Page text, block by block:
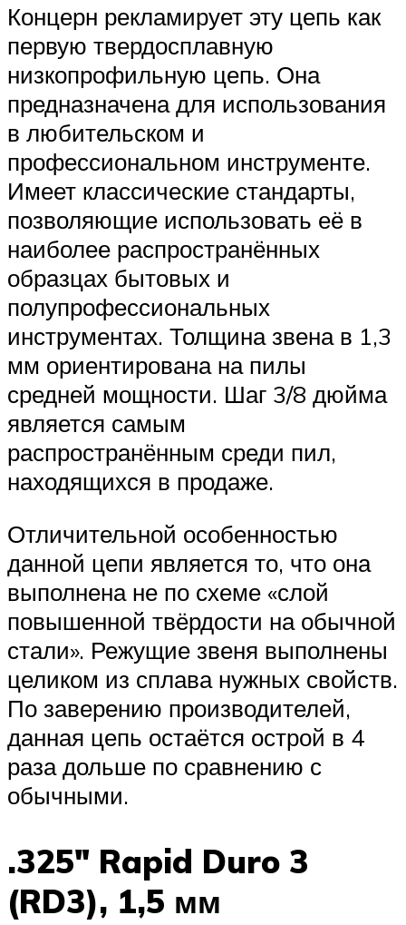
Концерн рекламирует эту цепь как
первую твердосплавную
низкопрофильную цепь. Она
предназначена для использования
в любительском и
профессиональном инструменте.
Имеет классические стандарты,
позволяющие использовать её в
наиболее распространённых
образцах бытовых и
полупрофессиональных
инструментах. Толщина звена в 1,3
мм ориентирована на пилы
средней мощности. Шаг 3/8 дюйма
является самым
распространённым среди пил,
находящихся в продаже.
Отличительной особенностью
данной цепи является то, что она
выполнена не по схеме «слой
повышенной твёрдости на обычной
стали». Режущие звеня выполнены
целиком из сплава нужных свойств.
По заверению производителей,
данная цепь остаётся острой в 4
раза дольше по сравнению с
обычными.
.325″ Rapid Duro 3
(RD3), 1,5 мм